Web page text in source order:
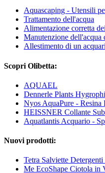
Aquascaping - Utensili
Trattamento dell'acqua
Alimentazione corretta
Manutenzione dell'acqua
Allestimento di un
Scopri Olibetta:
AQUAEL
Dennerle Plants
Nyos AquaPure - Resina
HEISSNER Collante
Aquatlantis Acquario -
Nuovi prodotti:
Tetra Salviette Detergenti
Me EcoShape Ciotola in